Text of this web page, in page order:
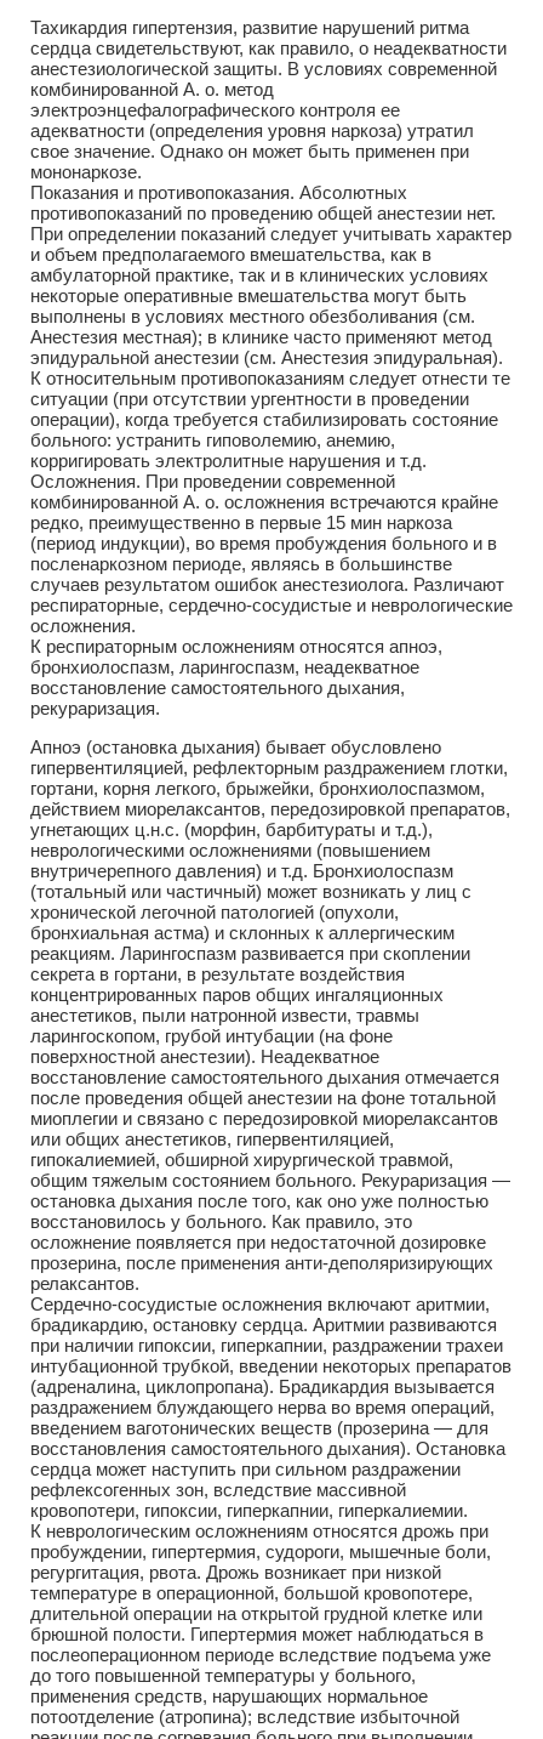
Тахикардия гипертензия, развитие нарушений ритма
сердца свидетельствуют, как правило, о неадекватности
анестезиологической защиты. В условиях современной
комбинированной А. о. метод
электроэнцефалографического контроля ее
адекватности (определения уровня наркоза) утратил
свое значение. Однако он может быть применен при
мононаркозе.
Показания и противопоказания. Абсолютных
противопоказаний по проведению общей анестезии нет.
При определении показаний следует учитывать характер
и объем предполагаемого вмешательства, как в
амбулаторной практике, так и в клинических условиях
некоторые оперативные вмешательства могут быть
выполнены в условиях местного обезболивания (см.
Анестезия местная); в клинике часто применяют метод
эпидуральной анестезии (см. Анестезия эпидуральная).
К относительным противопоказаниям следует отнести те
ситуации (при отсутствии ургентности в проведении
операции), когда требуется стабилизировать состояние
больного: устранить гиповолемию, анемию,
корригировать электролитные нарушения и т.д.
Осложнения. При проведении современной
комбинированной А. о. осложнения встречаются крайне
редко, преимущественно в первые 15 мин наркоза
(период индукции), во время пробуждения больного и в
посленаркозном периоде, являясь в большинстве
случаев результатом ошибок анестезиолога. Различают
респираторные, сердечно-сосудистые и неврологические
осложнения.
К респираторным осложнениям относятся апноэ,
бронхиолоспазм, ларингоспазм, неадекватное
восстановление самостоятельного дыхания,
рекураризация.
Апноэ (остановка дыхания) бывает обусловлено
гипервентиляцией, рефлекторным раздражением глотки,
гортани, корня легкого, брыжейки, бронхиолоспазмом,
действием миорелаксантов, передозировкой препаратов,
угнетающих ц.н.с. (морфин, барбитураты и т.д.),
неврологическими осложнениями (повышением
внутричерепного давления) и т.д. Бронхиолоспазм
(тотальный или частичный) может возникать у лиц с
хронической легочной патологией (опухоли,
бронхиальная астма) и склонных к аллергическим
реакциям. Ларингоспазм развивается при скоплении
секрета в гортани, в результате воздействия
концентрированных паров общих ингаляционных
анестетиков, пыли натронной извести, травмы
ларингоскопом, грубой интубации (на фоне
поверхностной анестезии). Неадекватное
восстановление самостоятельного дыхания отмечается
после проведения общей анестезии на фоне тотальной
миоплегии и связано с передозировкой миорелаксантов
или общих анестетиков, гипервентиляцией,
гипокалиемией, обширной хирургической травмой,
общим тяжелым состоянием больного. Рекураризация —
остановка дыхания после того, как оно уже полностью
восстановилось у больного. Как правило, это
осложнение появляется при недостаточной дозировке
прозерина, после применения анти-деполяризирующих
релаксантов.
Сердечно-сосудистые осложнения включают аритмии,
брадикардию, остановку сердца. Аритмии развиваются
при наличии гипоксии, гиперкапнии, раздражении трахеи
интубационной трубкой, введении некоторых препаратов
(адреналина, циклопропана). Брадикардия вызывается
раздражением блуждающего нерва во время операций,
введением ваготонических веществ (прозерина — для
восстановления самостоятельного дыхания). Остановка
сердца может наступить при сильном раздражении
рефлексогенных зон, вследствие массивной
кровопотери, гипоксии, гиперкапнии, гиперкалиемии.
К неврологическим осложнениям относятся дрожь при
пробуждении, гипертермия, судороги, мышечные боли,
регургитация, рвота. Дрожь возникает при низкой
температуре в операционной, большой кровопотере,
длительной операции на открытой грудной клетке или
брюшной полости. Гипертермия может наблюдаться в
послеоперационном периоде вследствие подъема уже
до того повышенной температуры у больного,
применения средств, нарушающих нормальное
потоотделение (атропина); вследствие избыточной